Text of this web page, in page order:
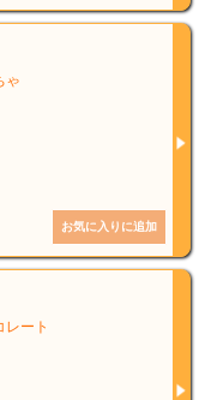
ゃ
ート